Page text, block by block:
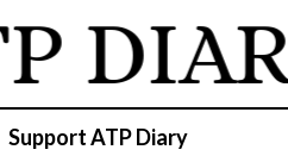
Support ATP Diary